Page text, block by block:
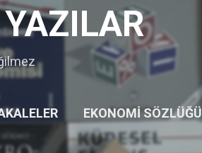
EKONOMI SÖZLÜĞÜ
DIĞER… UYARI